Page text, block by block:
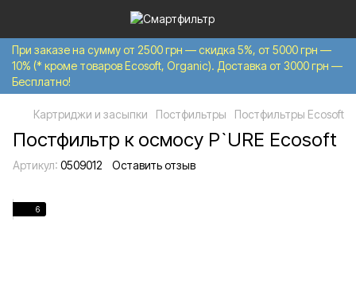
При заказе на сумму от 2500 грн — скидка 5%, от 5000 грн —
10% (* кроме товаров Ecosoft, Organic). Доставка от 3000 грн —
Бесплатно!
Картриджи и засыпки Постфильтры Постфильтры Ecosoft
Постфильтр к осмосу P`URE Ecosoft
Артикул: 0509012 Оставить отзыв
6